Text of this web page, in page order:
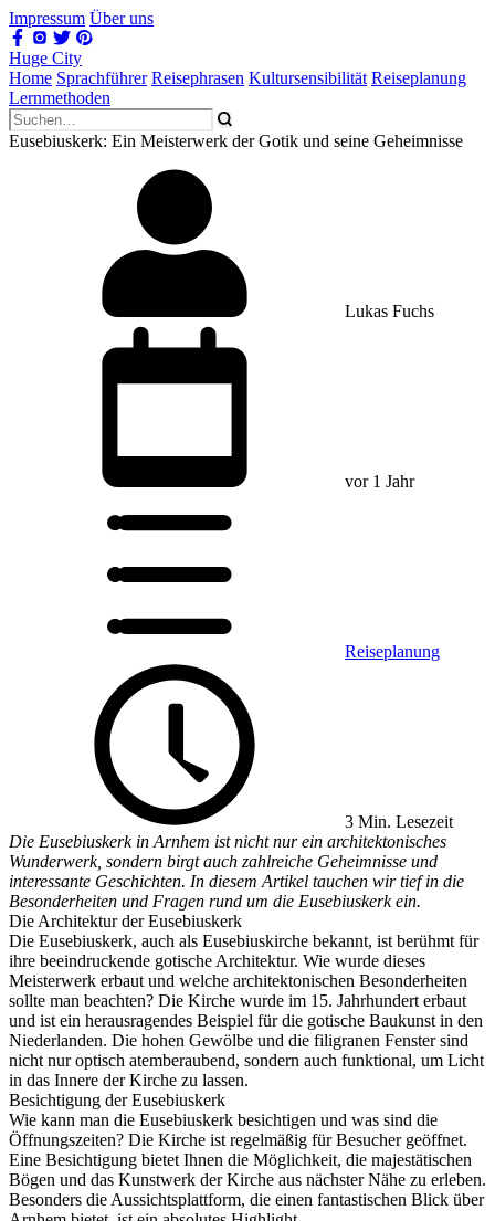
Impressum Über uns
Huge City
Home Sprachführer Reisephrasen Kultursensibilität Reiseplanung
Lernmethoden
Eusebiuskerk: Ein Meisterwerk der Gotik und seine Geheimnisse
Lukas Fuchs
vor 1 Jahr
Reiseplanung
3 Min. Lesezeit
Die Eusebiuskerk in Arnhem ist nicht nur ein architektonisches
Wunderwerk, sondern birgt auch zahlreiche Geheimnisse und
interessante Geschichten. In diesem Artikel tauchen wir tief in die
Besonderheiten und Fragen rund um die Eusebiuskerk ein.
Die Architektur der Eusebiuskerk
Die Eusebiuskerk, auch als Eusebiuskirche bekannt, ist berühmt für
ihre beeindruckende gotische Architektur. Wie wurde dieses
Meisterwerk erbaut und welche architektonischen Besonderheiten
sollte man beachten? Die Kirche wurde im 15. Jahrhundert erbaut
und ist ein herausragendes Beispiel für die gotische Baukunst in den
Niederlanden. Die hohen Gewölbe und die filigranen Fenster sind
nicht nur optisch atemberaubend, sondern auch funktional, um Licht
in das Innere der Kirche zu lassen.
Besichtigung der Eusebiuskerk
Wie kann man die Eusebiuskerk besichtigen und was sind die
Öffnungszeiten? Die Kirche ist regelmäßig für Besucher geöffnet.
Eine Besichtigung bietet Ihnen die Möglichkeit, die majestätischen
Bögen und das Kunstwerk der Kirche aus nächster Nähe zu erleben.
Besonders die Aussichtsplattform, die einen fantastischen Blick über